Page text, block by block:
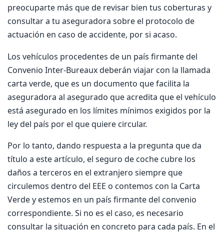
preocuparte más que de revisar bien tus coberturas y
consultar a tu aseguradora sobre el protocolo de
actuación en caso de accidente, por si acaso.
Los vehículos procedentes de un país firmante del
Convenio Inter-Bureaux deberán viajar con la llamada
carta verde, que es un documento que facilita la
aseguradora al asegurado que acredita que el vehículo
está asegurado en los límites mínimos exigidos por la
ley del país por el que quiere circular.
Por lo tanto, dando respuesta a la pregunta que da
título a este artículo, el seguro de coche cubre los
daños a terceros en el extranjero siempre que
circulemos dentro del EEE o contemos con la Carta
Verde y estemos en un país firmante del convenio
correspondiente. Si no es el caso, es necesario
consultar la situación en concreto para cada país. En el